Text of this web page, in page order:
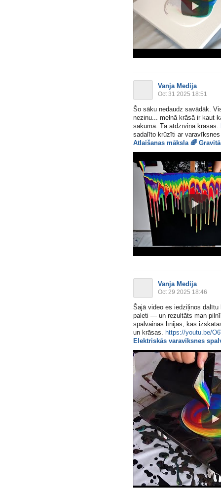
Vanja Medija
Oct 31 2025 18:51
Šo sāku nedaudz savādāk.
nezinu... melnā krāsā ir kaut
sākuma. Tā atdzīvina krāsas.
sadalīto krūzīti ar
Atlaišanas māksla 🌈
Vanja Medija
Oct 29 2025 18:46
Šajā video es iedziļinos
paleti — un rezultāts man
spalvainās līnijās, kas
un krāsas. https://youtu.be/
Elektriskās varavīksnes